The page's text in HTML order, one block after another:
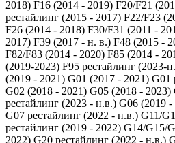
2018) F16 (2014 - 2019) F20/F21
рестайлинг (2015 - 2017) F22/F23
F26 (2014 - 2018) F30/F31 (2011 -
2017) F39 (2017 - н. в.) F48 (2015 -
F82/F83 (2014 - 2020) F85 (2014 -
(2019-2023) F95 рестайлинг (2023-
(2019 - 2021) G01 (2017 - 2021) G01
G02 (2018 - 2021) G05 (2018 - 2023)
рестайлинг (2023 - н.в.) G06 (2019 -
G07 рестайлинг (2022 - н.в.) G11/
рестайлинг (2019 - 2022) G14/G15/
2022) G20 рестайлинг (2022 - н.в.)